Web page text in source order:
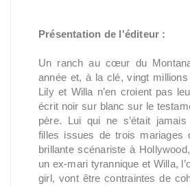
Présentation de l'éditeur :
Un ranch au cœur du
année et, à la clé, vingt
Lily et Willa n’en croient pas
écrit noir sur blanc sur le
père. Lui qui ne s’était
filles issues de trois mariages
brillante scénariste à
un ex-mari tyrannique et Willa,
girl, vont être contraintes de